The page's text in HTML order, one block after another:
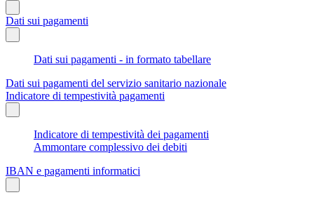
Dati sui pagamenti
Dati sui pagamenti - in formato tabellare
Dati sui pagamenti del servizio sanitario nazionale
Indicatore di tempestività pagamenti
Indicatore di tempestività dei pagamenti
Ammontare complessivo dei debiti
IBAN e pagamenti informatici